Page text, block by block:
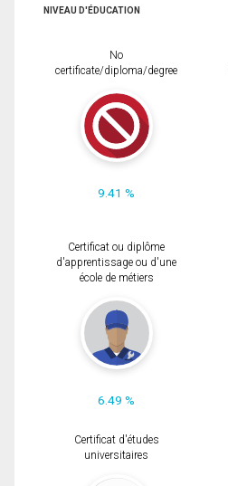
NIVEAU D'ÉDUCATION
No
certificate/diploma/degree
9.41 %
Certificat ou diplôme
d'apprentissage ou d'une
école de métiers
6.49 %
Certificat d'études
universitaires